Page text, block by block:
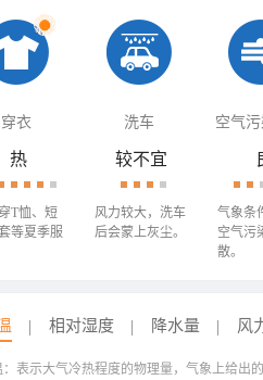
穿衣 洗车 空气
热
T恤、短
等夏季服
较不宜
风力较大，洗车
后会蒙上灰尘。
气象条
空气污
散。
相对湿度 降水量 风
：表示大气冷热程度的物理量，气象上给出